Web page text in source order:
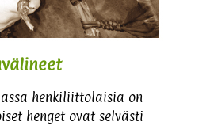
henkiliittolaisia on
henget ovat selvästi